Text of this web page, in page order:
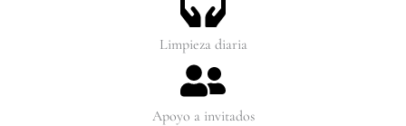
Limpieza diaria
Apoyo a invitados